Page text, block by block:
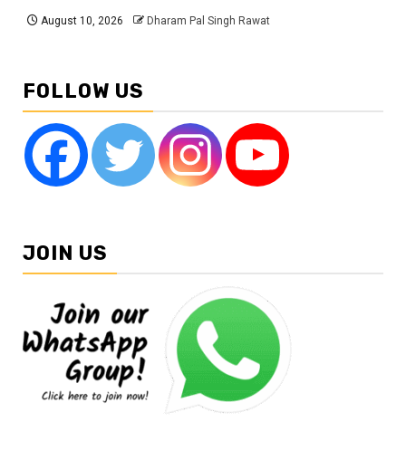
August 10, 2026 Dharam Pal Singh Rawat
FOLLOW US
JOIN US